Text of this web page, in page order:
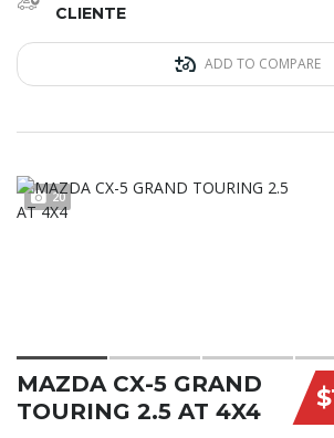
CLIENTE
ADD TO COMPARE
20
MAZDA CX-5 GRAND
TOURING 2.5 AT 4X4